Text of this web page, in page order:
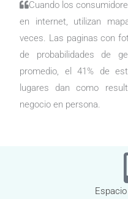
Cuando los
en internet, utilizan
veces. Las paginas con
de probabilidades de
promedio, el 41% de
lugares dan como
negocio en persona.